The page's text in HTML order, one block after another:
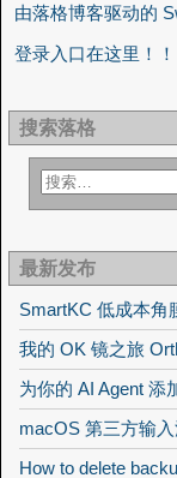
由落格博客驱动的
登录入口在这里！
搜索落格
最新发布
SmartKC 低成本角
我的 OK 镜之旅
为你的 AI Agent 添
macOS 第三方输
How to delete